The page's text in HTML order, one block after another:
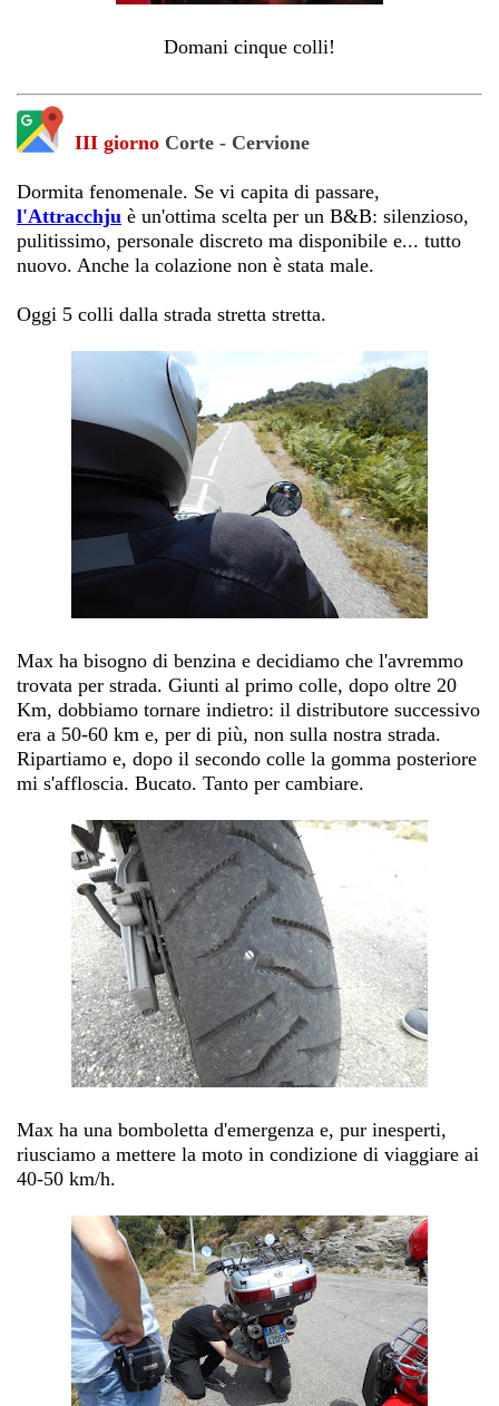
Domani cinque colli!
III giorno Corte - Cervione
Dormita fenomenale. Se vi capita di passare,
l'Attracchju è un'ottima scelta per un B&B: silenzioso,
pulitissimo, personale discreto ma disponibile e... tutto
nuovo. Anche la colazione non è stata male.
Oggi 5 colli dalla strada stretta stretta.
Max ha bisogno di benzina e decidiamo che l'avremmo
trovata per strada. Giunti al primo colle, dopo oltre 20
Km, dobbiamo tornare indietro: il distributore successivo
era a 50-60 km e, per di più, non sulla nostra strada.
Ripartiamo e, dopo il secondo colle la gomma posteriore
mi s'affloscia. Bucato. Tanto per cambiare.
Max ha una bomboletta d'emergenza e, pur inesperti,
riusciamo a mettere la moto in condizione di viaggiare ai
40-50 km/h.